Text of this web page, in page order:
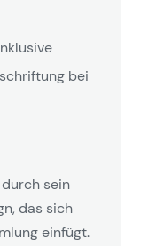
bei
sein
das sich
einfügt.